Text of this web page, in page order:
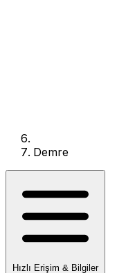
Demre
Hızlı Erişim & Bilgiler